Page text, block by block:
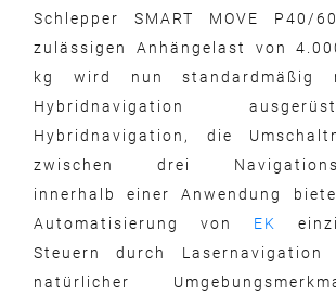
Schlepper SMART MOVE P40/
zulässigen Anhängelast von
kg wird nun standardmäßig
Hybridnavigation
Hybridnavigation, die
zwischen drei
innerhalb einer Anwendung
Automatisierung von EK
Steuern durch Lasernavigation
natürlicher